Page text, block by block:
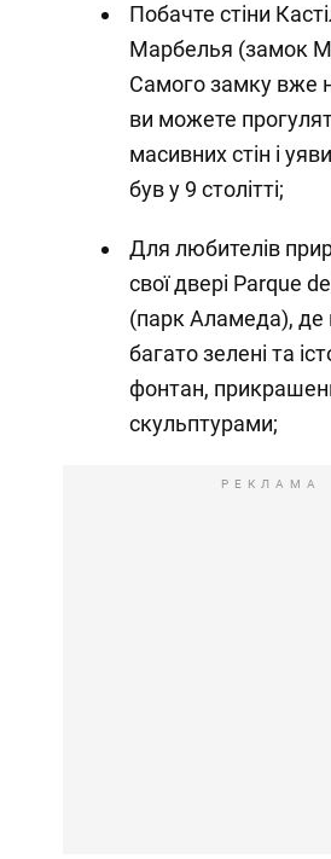
Побачте стіни
Марбелья (замок
Самого замку вже
ви можете
масивних стін і
був у 9 столітті;
Для любителів
свої двері Parque
(парк Аламеда), де
багато зелені та
фонтан,
скульптурами;
РЕКЛАМА